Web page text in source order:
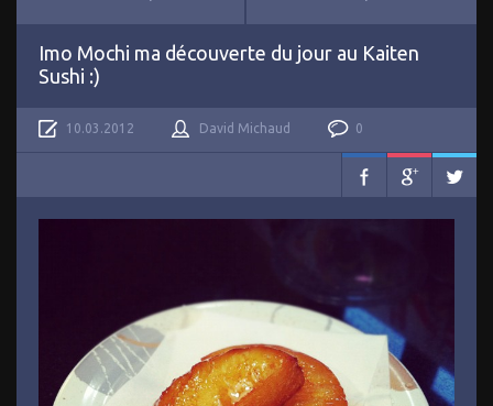
Imo Mochi ma découverte du jour au Kaiten
Sushi :)
10.03.2012 David Michaud 0